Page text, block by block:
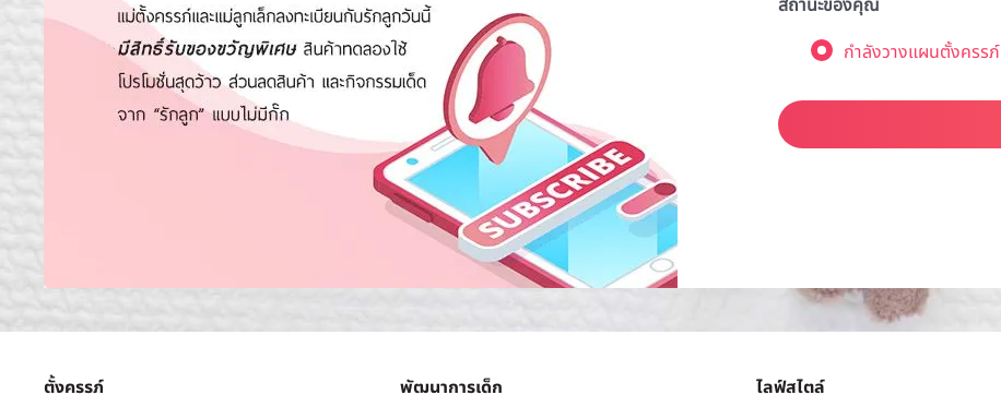
สถานะของคุณ
กำลังวางแผนตั้งครรภ์
ตั้งครรภ์ พัฒนาการเด็ก ไลฟ์สไตล์